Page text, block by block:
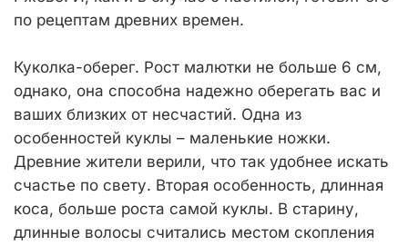
по рецептам древних времен.
Куколка-оберег. Рост малютки не больше 6 см,
однако, она способна надежно оберегать вас и
ваших близких от несчастий. Одна из
особенностей куклы – маленькие ножки.
Древние жители верили, что так удобнее искать
счастье по свету. Вторая особенность, длинная
коса, больше роста самой куклы. В старину,
длинные волосы считались местом скопления